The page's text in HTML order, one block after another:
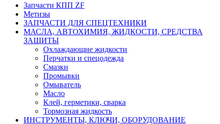
Запчасти КПП ZF
Метизы
ЗАПЧАСТИ ДЛЯ СПЕЦТЕХНИКИ
МАСЛА, АВТОХИМИЯ, ЖИДКОСТИ, СРЕДСТВА
ЗАЩИТЫ
Охлаждающие жидкости
Перчатки и спецодежда
Смазки
Промывки
Омыватель
Масло
Клей, герметики, сварка
Тормозная жидкость
ИНСТРУМЕНТЫ, КЛЮЧИ, ОБОРУДОВАНИЕ